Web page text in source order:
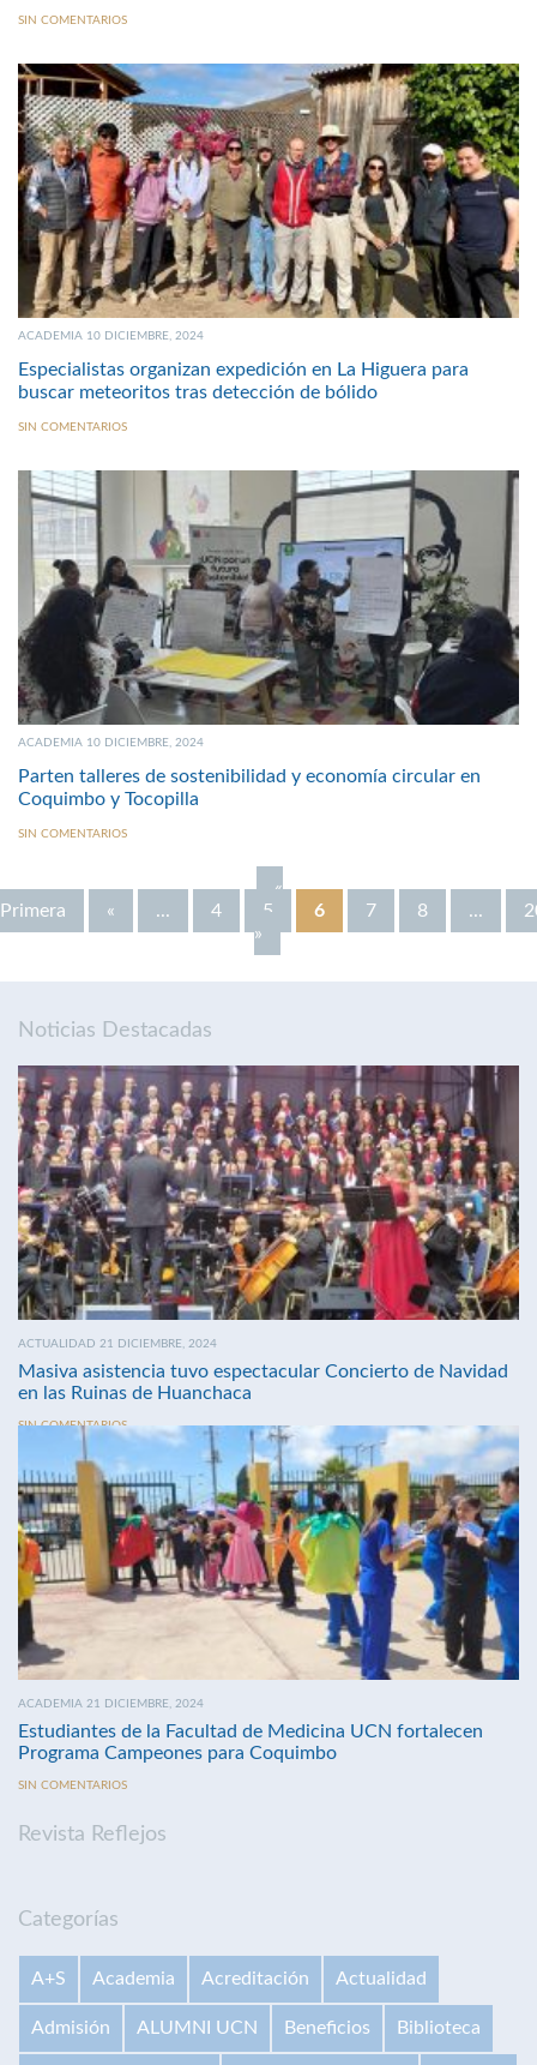
SIN COMENTARIOS
ACADEMIA 10 DICIEMBRE, 2024
Especialistas organizan expedición en La Higuera para
buscar meteoritos tras detección de bólido
SIN COMENTARIOS
ACADEMIA 10 DICIEMBRE, 2024
Parten talleres de sostenibilidad y economía circular en
Coquimbo y Tocopilla
SIN COMENTARIOS
«
Primera
« ... 4 5 6 7 8 ...
»
Noticias Destacadas
ACTUALIDAD 21 DICIEMBRE, 2024
Masiva asistencia tuvo espectacular Concierto de Navidad
en las Ruinas de Huanchaca
SIN COMENTARIOS
ACADEMIA 21 DICIEMBRE, 2024
Estudiantes de la Facultad de Medicina UCN fortalecen
Programa Campeones para Coquimbo
SIN COMENTARIOS
Revista Reflejos
Categorías
A+S Academia Acreditación Actualidad
Admisión ALUMNI UCN Beneficios Biblioteca